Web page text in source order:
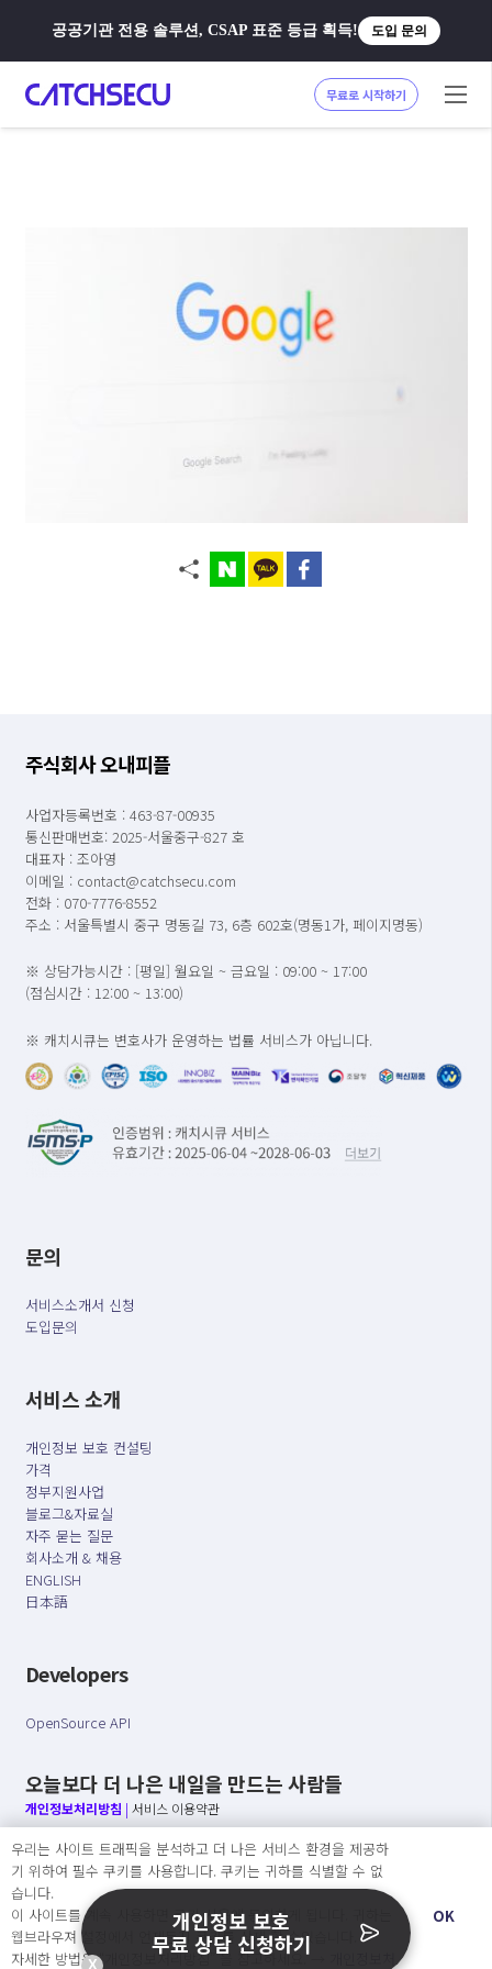
공공기관 전용 솔루션, CSAP 표준 등급 획득! 도입 문의
무료로 시작하기
주식회사 오내피플
사업자등록번호 : 463-87-00935
통신판매번호: 2025-서울중구-827 호
대표자 : 조아영
이메일 : contact@catchsecu.com
전화 : 070-7776-8552
주소 : 서울특별시 중구 명동길 73, 6층 602호(명동1가, 페이지명동)
※ 상담가능시간 : [평일] 월요일 ~ 금요일 : 09:00 ~ 17:00
(점심시간 : 12:00 ~ 13:00)
※ 캐치시큐는 변호사가 운영하는 법률 서비스가 아닙니다.
문의
서비스소개서 신청
도입문의
서비스 소개
개인정보 보호 컨설팅
가격
정부지원사업
블로그&자료실
자주 묻는 질문
회사소개 & 채용
ENGLISH
日本語
Developers
OpenSource API
오늘보다 더 나은 내일을 만드는 사람들
개인정보처리방침 | 서비스 이용약관
○ 개인정보보호 컴플라이언스를 선도하겠습니다.
○ 정보주체의 권리를 보장하겠습니다.
○ 기업의 개인정보보호를 위한 효율적 관리를 보장하겠습니다.
우리는 사이트 트래픽을 분석하고 더 나은 서비스 환경을 제공하
기 위하여 필수 쿠키를 사용합니다. 쿠키는 귀하를 식별할 수 없
습니다.
이 사이트를 계속 사용하면 쿠키 사용에 동의하게 됩니다. 귀하는
웹브라우져 설정에서 언제든지 쿠키를 삭제 할 수있습니다.
자세한 방법은 “개인정보처리방침” 을 참고하세요. →
OK
X
개인정보 보호
무료 상담 신청하기